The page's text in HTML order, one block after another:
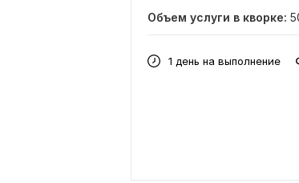
Объем услуги в кворке:
1 день на выполнение